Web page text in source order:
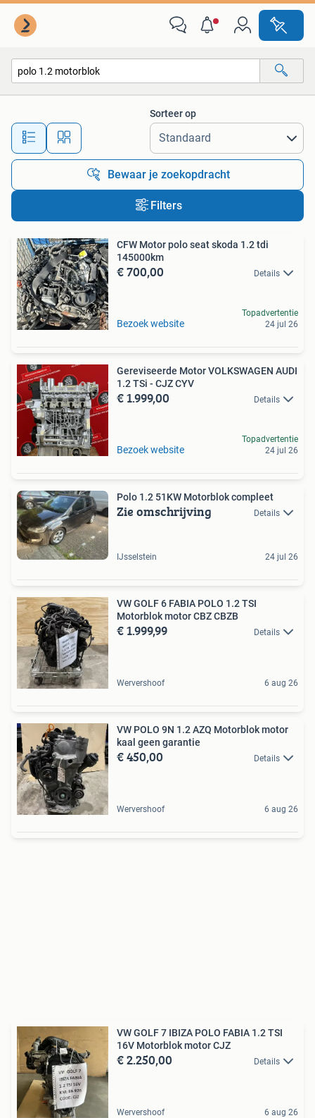
Alle afstanden…
Sorteer op
Bewaar je zoekopdracht
Filters
CFW Motor polo seat skoda 1.2 tdi
145000km
€ 700,00 Details
Bezoek website
Topadvertentie
24 jul 26
Gereviseerde Motor VOLKSWAGEN AUDI
1.2 TSi - CJZ CYV
€ 1.999,00 Details
Bezoek website
Topadvertentie
24 jul 26
Polo 1.2 51KW Motorblok compleet
Zie omschrijving Details
IJsselstein 24 jul 26
VW GOLF 6 FABIA POLO 1.2 TSI
Motorblok motor CBZ CBZB
€ 1.999,99 Details
Wervershoof 6 aug 26
VW POLO 9N 1.2 AZQ Motorblok motor
kaal geen garantie
€ 450,00 Details
Wervershoof 6 aug 26
VW GOLF 7 IBIZA POLO FABIA 1.2 TSI
16V Motorblok motor CJZ
€ 2.250,00 Details
Wervershoof 6 aug 26